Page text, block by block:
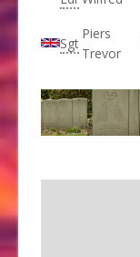
Sgt
Piers
Trevor